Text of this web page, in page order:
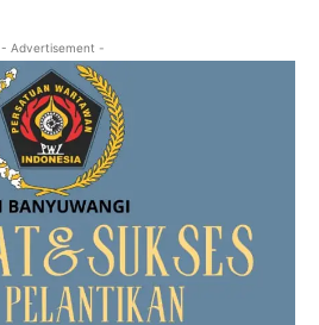
- Advertisement -